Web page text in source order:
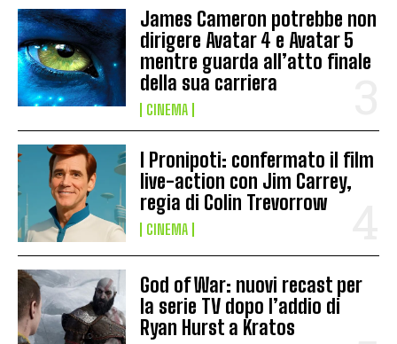
James Cameron potrebbe non
dirigere Avatar 4 e Avatar 5
mentre guarda all’atto finale
della sua carriera
CINEMA
I Pronipoti: confermato il film
live-action con Jim Carrey,
regia di Colin Trevorrow
CINEMA
God of War: nuovi recast per
la serie TV dopo l’addio di
Ryan Hurst a Kratos